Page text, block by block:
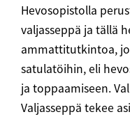
Hevosopistolla
valjasseppä ja tällä
ammattitutkintoa,
satulatöihin, eli
ja toppaamiseen.
Valjasseppä tekee